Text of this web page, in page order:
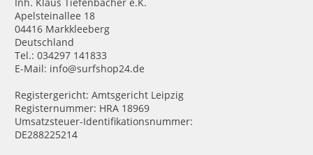
Apelsteinallee 18
04416 Markkleeberg
Deutschland
Tel.: 034297 141833
E-Mail: info@surfshop24.de
Registergericht: Amtsgericht Leipzig
Registernummer: HRA 18969
Umsatzsteuer-Identifikationsnummer:
DE288225214